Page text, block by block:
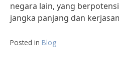
negara lain, yang
jangka panjang dan
Posted in Blog